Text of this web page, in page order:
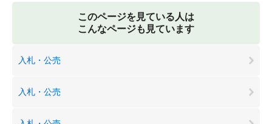
このページを見ている人は
こんなページも見ています
入札・公売
入札・公売